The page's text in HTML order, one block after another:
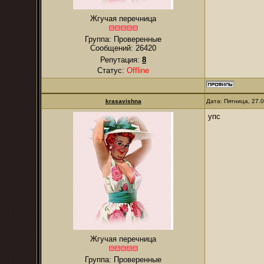
Жгучая перечница
Группа: Проверенные
Сообщений: 26420
Репутация: 8
Статус: Offline
krasavishna Дата: Пятница,
Жгучая перечница
Группа: Проверенные
упс